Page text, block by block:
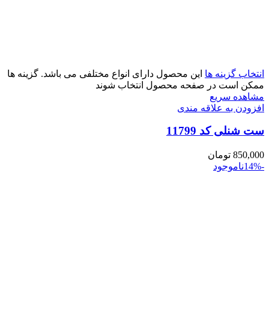
انتخاب گزینه ها این محصول دارای انواع مختلفی می باشد. گزینه ها
ممکن است در صفحه محصول انتخاب شوند
مشاهده سریع
افزودن به علاقه مندی
ست شنلی کد 11799
850,000 تومان
-14%
ناموجود